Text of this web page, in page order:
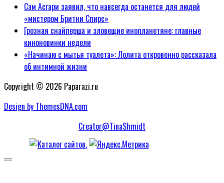
Сэм Асгари заявил, что навсегда останется для людей
«мистером Бритни Спирс»
Грозная снайперша и зловещие инопланетяне: главные
киноновинки недели
«Начинаю с мытья туалета»: Лолита откровенно рассказала
об интимной жизни
Copyright © 2026 Paparazi.ru
Design by ThemesDNA.com
Creator@TinaShmidt
Scroll